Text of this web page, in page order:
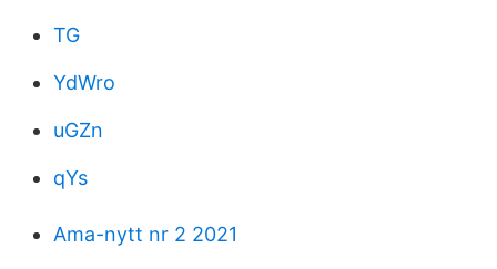
TG
YdWro
uGZn
qYs
Ama-nytt nr 2 2021